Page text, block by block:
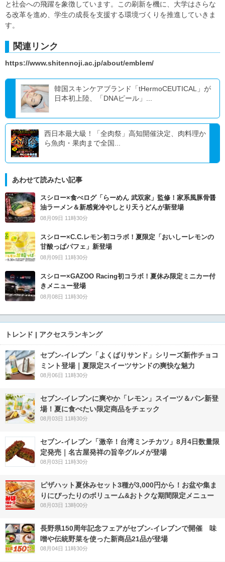
と社会への飛躍を象徴しています。この刷新を機に、大学はさらな
る改革を進め、学生の成長を支援する環境づくりを推進していきま
す。
関連リンク
https://www.shitennoji.ac.jp/about/emblem/
韓国スキンケアブランド「tHermoCEUTICAL」が
日本初上陸、「DNAピール」...
西日本最大級！「全肉祭」高知開催決定、肉料理か
ら魚肉・果肉まで全国...
あわせて読みたい記事
スシロー×食べログ「らーめん 武双家」監修！家系風豚骨醤
油ラーメン＆新感覚冷やしとり天うどんが新登場
08月09日 11時30分
スシロー×C.C.レモン初コラボ！夏限定「おいしーレモンの
甘酸っぱパフェ」新登場
08月09日 11時30分
スシロー×GAZOO Racing初コラボ！夏休み限定ミニカー付
きメニュー登場
08月08日 11時30分
トレンド | アクセスランキング
セブン‐イレブン「よくばりサンド」シリーズ新作チョコ
ミント登場｜夏限定スイーツサンドの爽快な魅力
08月06日 11時30分
セブン‐イレブンに爽やか「レモン」スイーツ＆パン新登
場！夏に食べたい限定商品をチェック
08月03日 11時30分
セブン-イレブン「激辛！台湾ミンチカツ」8月4日数量限
定発売｜名古屋発祥の旨辛グルメが登場
08月03日 11時30分
ピザハット夏休みセット3種が3,000円から！お盆や集ま
りにぴったりのボリューム&おトクな期間限定メニュー
08月03日 13時00分
長野県150周年記念フェアがセブン-イレブンで開催 味
噌や伝統野菜を使った新商品21品が登場
08月04日 11時30分